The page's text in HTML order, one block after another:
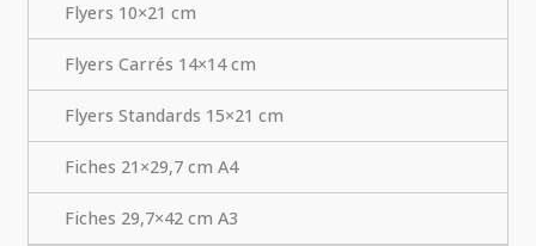
Flyers 10×21 cm
Flyers Carrés 14×14 cm
Flyers Standards 15×21 cm
Fiches 21×29,7 cm A4
Fiches 29,7×42 cm A3